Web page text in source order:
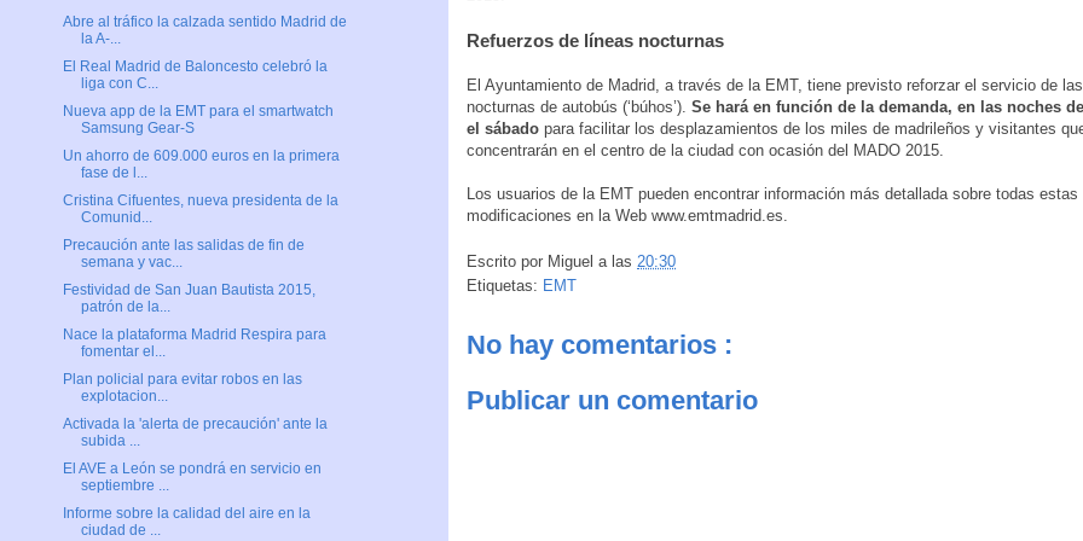
Refuerzos de líneas nocturnas
El Ayuntamiento de Madrid, a través de la EMT, tiene previsto reforzar el servicio de
nocturnas de autobús (‘búhos’). Se hará en función de la demanda, en las noches
el sábado para facilitar los desplazamientos de los miles de madrileños y visitantes
concentrarán en el centro de la ciudad con ocasión del MADO 2015.
Los usuarios de la EMT pueden encontrar información más detallada sobre todas estas
modificaciones en la Web www.emtmadrid.es.
Escrito por Miguel a las 20:30
Etiquetas: EMT
No hay comentarios :
Publicar un comentario
Abre al tráfico la calzada sentido Madrid de
la A-...
El Real Madrid de Baloncesto celebró la
liga con C...
Nueva app de la EMT para el smartwatch
Samsung Gear-S
Un ahorro de 609.000 euros en la primera
fase de l...
Cristina Cifuentes, nueva presidenta de la
Comunid...
Precaución ante las salidas de fin de
semana y vac...
Festividad de San Juan Bautista 2015,
patrón de la...
Nace la plataforma Madrid Respira para
fomentar el...
Plan policial para evitar robos en las
explotacion...
Activada la 'alerta de precaución' ante la
subida ...
El AVE a León se pondrá en servicio en
septiembre ...
Informe sobre la calidad del aire en la
ciudad de ...